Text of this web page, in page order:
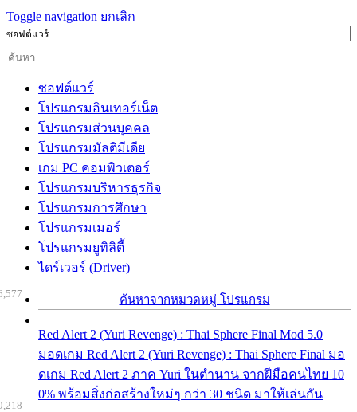
Toggle navigation ยกเลิก
ซอฟต์แวร์
ซอฟต์แวร์
โปรแกรมอินเทอร์เน็ต
โปรแกรมส่วนบุคคล
โปรแกรมมัลติมีเดีย
เกม PC คอมพิวเตอร์
โปรแกรมบริหารธุรกิจ
โปรแกรมการศึกษา
โปรแกรมเมอร์
โปรแกรมยูทิลิตี้
ไดร์เวอร์ (Driver)
ค้นหาจากหมวดหมู่ โปรแกรม
Red Alert 2 (Yuri Revenge) : Thai Sphere Final Mod 5.0
มอดเกม Red Alert 2 (Yuri Revenge) : Thai Sphere Final มอ
ดเกม Red Alert 2 ภาค Yuri ในตำนาน จากฝีมือคนไทย 10
0% พร้อมสิ่งก่อสร้างใหม่ๆ กว่า 30 ชนิด มาให้เล่นกัน